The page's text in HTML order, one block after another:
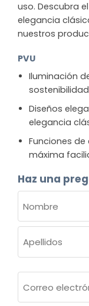
uso. Descubra
elegancia
nuestros
PVU
Iluminación
sostenibilidad
Diseños
elegancia
Funciones
máxima
Haz una
(OBLIGATORIO)
Nombre
electrónico